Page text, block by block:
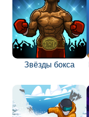
Звёзды бокса